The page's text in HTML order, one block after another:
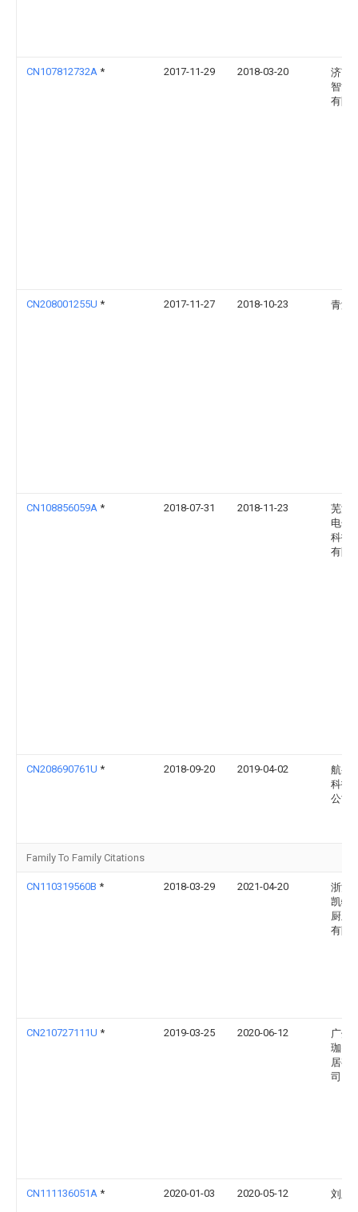
CN107812732A * 2017-11-29 2018-03-20
济南
智能
有限
CN208001255U * 2017-11-27 2018-10-23 青海
CN108856059A * 2018-07-31 2018-11-23
芜湖
电子
科技
有限
CN208690761U * 2018-09-20 2019-04-02
航变
科技
公司
Family To Family Citations
CN110319560B * 2018-03-29 2021-04-20
浙江
凯特
厨卫
有限
CN210727111U * 2019-03-25 2020-06-12
广州
珈智
居有
司
CN111136051A * 2020-01-03 2020-05-12 刘亚